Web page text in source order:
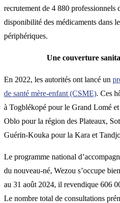
recrutement de 4 880 professionnels
disponibilité des médicaments dans
périphériques.
Une couverture
En 2022, les autorités ont lancé un
de santé mère-enfant (CSME). Ces
à Togblékopé pour le Grand Lomé
Oblo pour la région des Plateaux,
Guérin-Kouka pour la Kara et
Le programme national
du nouveau-né, Wezou s’occupe
au 31 août 2024, il revendique 606
Le nombre total de consultations